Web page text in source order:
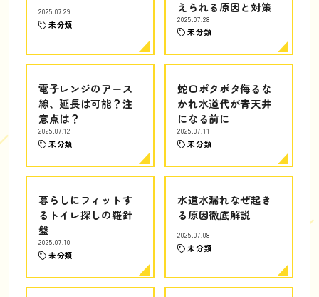
2025.07.29
未分類
えられる原因と対策
2025.07.28
未分類
電子レンジのアース
線、延長は可能？注
意点は？
2025.07.12
未分類
蛇口ポタポタ侮るな
かれ水道代が青天井
になる前に
2025.07.11
未分類
暮らしにフィットす
るトイレ探しの羅針
盤
2025.07.10
未分類
水道水漏れなぜ起き
る原因徹底解説
2025.07.08
未分類